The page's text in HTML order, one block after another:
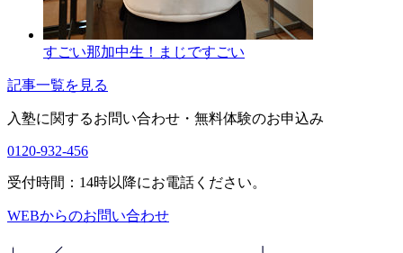
すごい那加中生！まじですごい
記事一覧を見る
入塾に関するお問い合わせ・ 無料体験のお申込み
0120-932-456
受付時間：14時以降にお電話ください。
WEBからのお問い合わせ